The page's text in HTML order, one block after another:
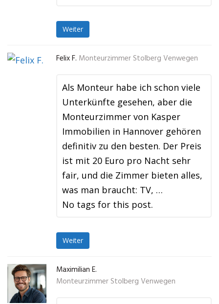
Weiter
Felix F. Monteurzimmer Stolberg Venwegen
Als Monteur habe ich schon viele
Unterkünfte gesehen, aber die
Monteurzimmer von Kasper
Immobilien in Hannover gehören
definitiv zu den besten. Der Preis
ist mit 20 Euro pro Nacht sehr
fair, und die Zimmer bieten alles,
was man braucht: TV, …
No tags for this post.
Weiter
Maximilian E.
Monteurzimmer Stolberg Venwegen